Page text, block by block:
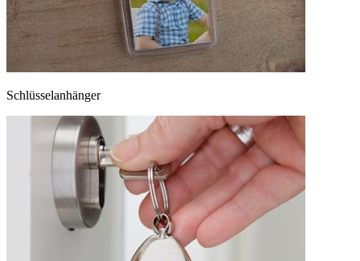
Schlüsselanhänger